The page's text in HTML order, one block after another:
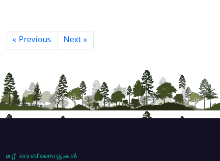
« Previous Next »
മറ്റ് വെബ്സൈറ്റുകൾ